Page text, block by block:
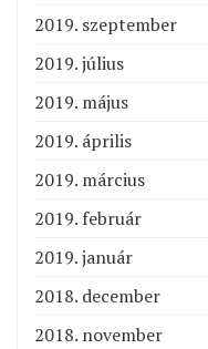
2019. szeptember
2019. július
2019. május
2019. április
2019. március
2019. február
2019. január
2018. december
2018. november